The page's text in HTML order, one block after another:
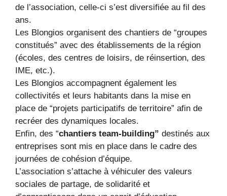
de l’association, celle-ci s’est diversifiée au fil des
ans.
Les Blongios organisent des chantiers de “groupes
constitués” avec des établissements de la région
(écoles, des centres de loisirs, de réinsertion, des
IME, etc.).
Les Blongios accompagnent également les
collectivités et leurs habitants dans la mise en
place de “projets participatifs de territoire” afin de
recréer des dynamiques locales.
Enfin, des “chantiers team-building” destinés aux
entreprises sont mis en place dans le cadre des
journées de cohésion d’équipe.
L’association s’attache à véhiculer des valeurs
sociales de partage, de solidarité et